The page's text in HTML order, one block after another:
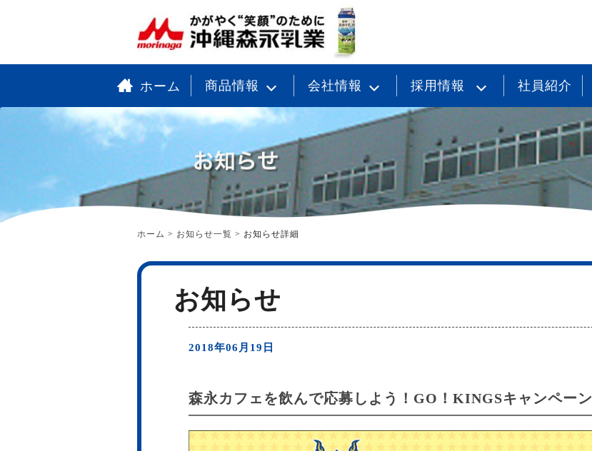
ホーム 商品情報
成分無調整牛乳
機能性飲料
白物乳飲料
色物乳飲料
乳性飲料
珈琲飲料
紅茶飲料
茶系飲料
会社情報
ご挨拶
経営理念
会社概要
環境ポリシー
食品安全品質方針
うちなー健康経営
宣言
会社沿革
採用情報
新卒・既卒採用
中途採用
社員紹介
ホーム > お知らせ一覧 > お知らせ詳細
お知らせ
2018年06月19日
森永カフェを飲んで応募しよう！GO！KINGSキャンペーン